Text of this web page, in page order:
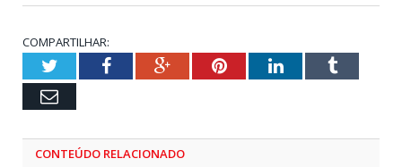
COMPARTILHAR:
TwitterFacebookGoogle+PinterestLinkedInTumblr
Email
CONTEÚDO RELACIONADO